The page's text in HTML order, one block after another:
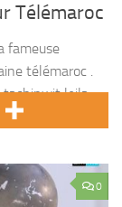
Télémaroc
fameuse
télémaroc .
tachinwit leila
0